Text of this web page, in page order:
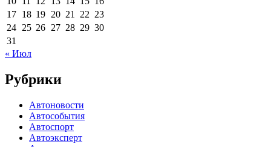
17 18 19 20 21 22 23
24 25 26 27 28 29 30
31
« Июл
Рубрики
Автоновости
Автособытия
Автоспорт
Автоэксперт